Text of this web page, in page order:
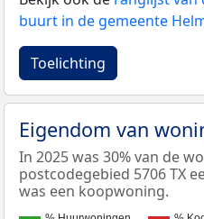
buurt in de gemeente
Toelichting
Eigendom van
In 2025 was 30% van de
postcodegebied 5706 TX
was een koopwoning.